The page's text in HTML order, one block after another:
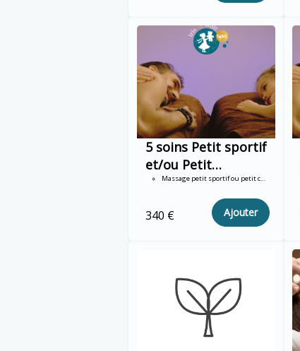
5 soins Petit sportif
et/ou Petit
Chamallow 60mn
Massage petit sportif ou petit chamallow 1h
340 € Ajouter